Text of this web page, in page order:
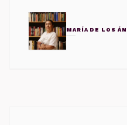
MARÍA DE LOS